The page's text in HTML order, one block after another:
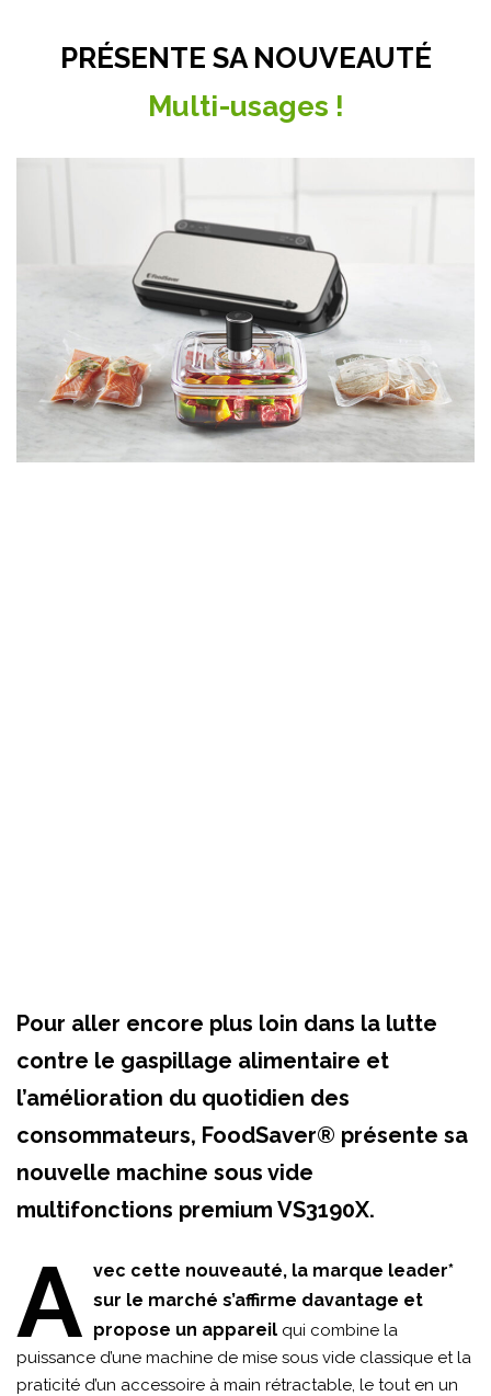
PRÉSENTE SA NOUVEAUTÉ
Multi-usages !
Pour aller encore plus loin dans la lutte
contre le gaspillage alimentaire et
l’amélioration du quotidien des
consommateurs, FoodSaver® présente sa
nouvelle machine sous vide
multifonctions premium VS3190X.
A vec cette nouveauté, la marque leader*
sur le marché s’affirme davantage et
propose un appareil qui combine la
puissance d’une machine de mise sous vide classique et la
praticité d’un accessoire à main rétractable, le tout en un